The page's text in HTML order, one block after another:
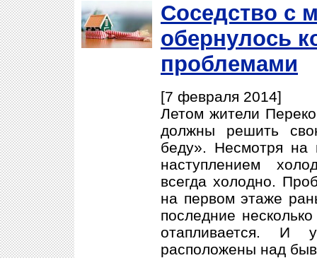
Соседство с
обернулось
проблемами
[7 февраля 2014]
Летом жители
должны решить
беду». Несмотря на
наступлением
всегда холодно.
на первом этаже
последние
отапливается. И
расположены над